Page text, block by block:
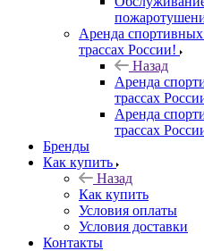
Аренда
трассах России!
Назад
Аренда
трассах
Аренда
трассах
Бренды
Как купить
Назад
Как купить
Условия оплаты
Условия доставки
Контакты